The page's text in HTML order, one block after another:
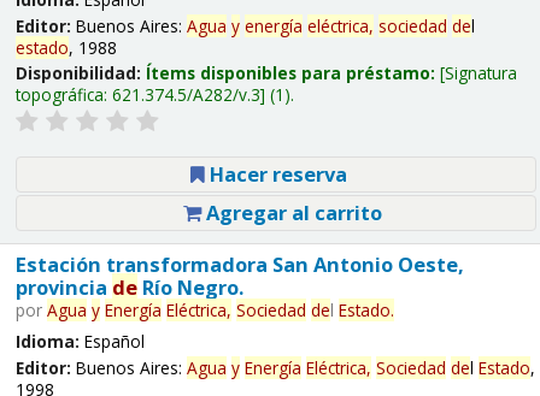
Editor: Buenos Aires: Agua y energía eléctrica, sociedad del
estado, 1988
Disponibilidad: Ítems disponibles para préstamo: Signatura
topográfica: 621.374.5/A282/v.3 (1).
Hacer reserva
Agregar al carrito
Estación transformadora San Antonio Oeste,
provincia deRío Negro.
por Agua y Energía Eléctrica, Sociedad del Estado.
Idioma: Español
Editor: Buenos Aires: Agua y Energía Eléctrica, Sociedad del Estado,
1998